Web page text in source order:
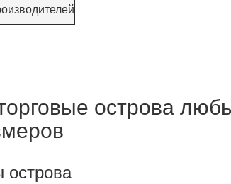
острова
острова